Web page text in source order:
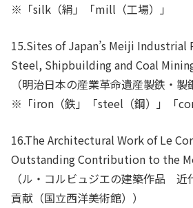
※「silk（絹」「mill（工場）」
15.Sites of Japan’s Meiji
Steel, Shipbuilding and Coal
（明治日本の産業革命遺産製鉄・製
※「iron（鉄」「steel（鋼）」「
16.The Architectural Work of Le
Outstanding Contribution to the
（ル・コルビュジエの建築作品 近
貢献（国立西洋美術館））